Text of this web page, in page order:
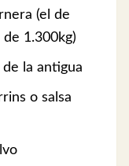
(el de
1.300kg)
la antigua
o salsa